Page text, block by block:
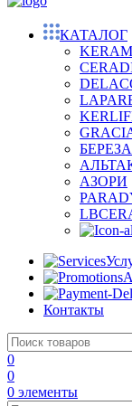
КАТАЛОГ
АЗОРИ
Контакты
0
0
0 элементы